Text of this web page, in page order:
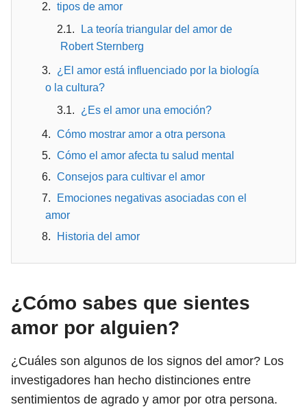
tipos de amor
La teoría triangular del amor de
Robert Sternberg
¿El amor está influenciado por la biología
o la cultura?
¿Es el amor una emoción?
Cómo mostrar amor a otra persona
Cómo el amor afecta tu salud mental
Consejos para cultivar el amor
Emociones negativas asociadas con el
amor
Historia del amor
¿Cómo sabes que sientes
amor por alguien?
¿Cuáles son algunos de los signos del amor? Los
investigadores han hecho distinciones entre
sentimientos de agrado y amor por otra persona.